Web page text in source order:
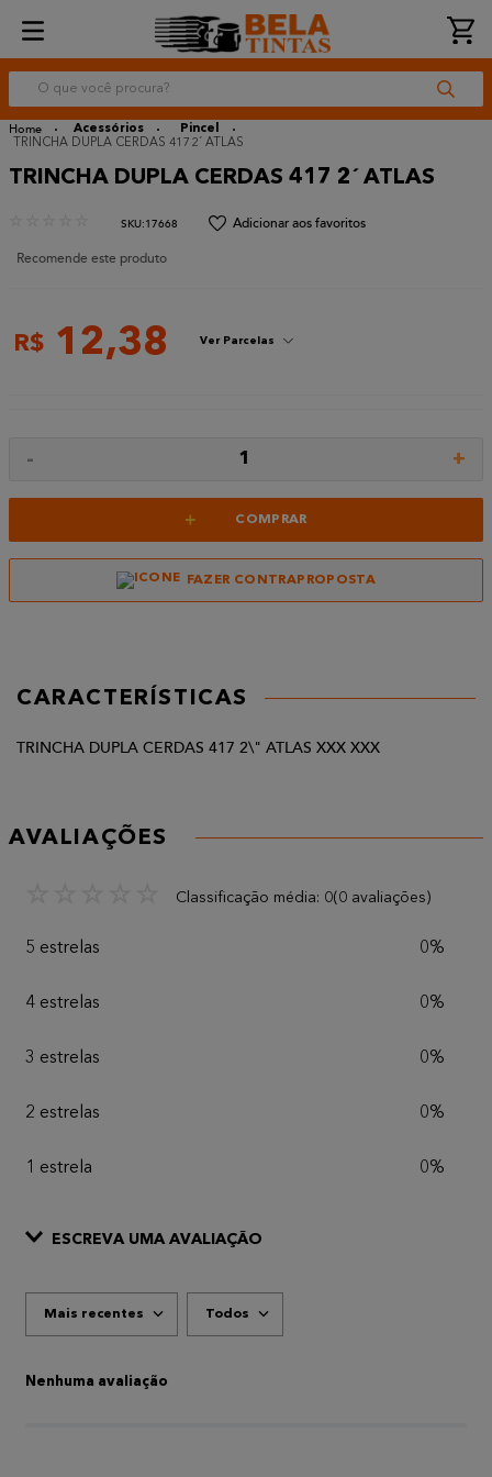
O que você procura?
Acessórios
Pincel
TRINCHA DUPLA CERDAS 417 2´ ATLAS
TRINCHA DUPLA CERDAS 417 2´ ATLAS
:17668
Recomende este produto
R$ 12,38 Ver Parcelas
- 1 +
+ COMPRAR
FAZER CONTRAPROPOSTA
CARACTERÍSTICAS
TRINCHA DUPLA CERDAS 417 2\" ATLAS XXX XXX
AVALIAÇÕES
Classificação média: 0(0 avaliações)
5 estrelas 0%
4 estrelas 0%
3 estrelas 0%
2 estrelas 0%
1 estrela 0%
ESCREVA UMA AVALIAÇÃO
Mais recentes Todos
Nenhuma avaliação